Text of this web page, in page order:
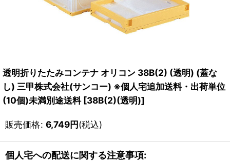
透明折りたたみコンテナ オリコン 38B(2) (透明) (蓋な
し) 三甲株式会社(サンコー) ※個人宅追加送料・出荷単位
(10個)未満別途送料 [38B(2)(透明)]
販売価格: 6,749円(税込)
個人宅への配送に関する注意事項: